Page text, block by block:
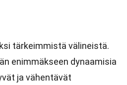
tärkeimmistä välineistä.
enimmäkseen dynaamisia
ja vähentävät